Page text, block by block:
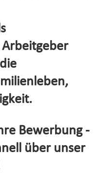
Bewerbung -
über unser